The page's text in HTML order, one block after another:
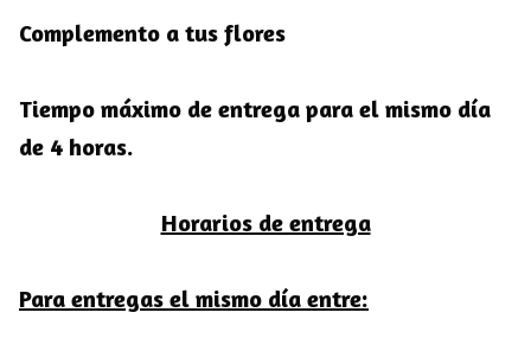
Complemento a tus flores
Tiempo máximo de entrega para el mismo día
de 4 horas.
Horarios de entrega
Para entregas el mismo día entre: